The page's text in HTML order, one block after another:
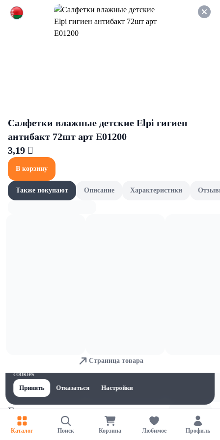
Оформляйте заказ НА
САМОВЫВОЗ и получайте
СКИДКУ 7%
Гречка
Каталог Поиск Корзина Любимое Профиль
Для обеспечения удобства пользователей сайта используются
cookies
Принять
Отказаться Настройки
Салфетки влажные детские Elpi гигиен
антибакт 72шт арт Е01200
3,19 
В корзину
Также покупают Описание Характеристики
Страница товара